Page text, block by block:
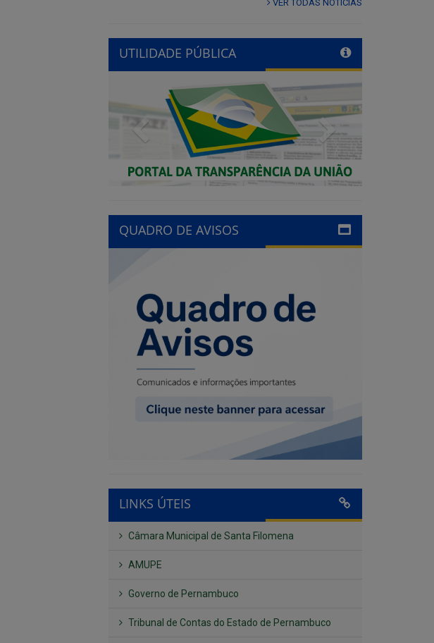
VER TODAS NOTÍCIAS
UTILIDADE PÚBLICA
Previous Next
QUADRO DE AVISOS
LINKS ÚTEIS
Câmara Municipal de Santa Filomena
AMUPE
Governo de Pernambuco
Tribunal de Contas do Estado de Pernambuco